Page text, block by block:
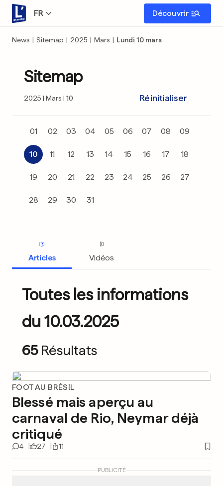
FR Découvrir
News | Sitemap | 2025 | Mars | Lundi 10 mars
Sitemap
2025 Mars 10 Réinitialiser
01 02 03 04 05 06 07 08 09
10 11 12 13 14 15 16 17 18
19 20 21 22 23 24 25 26 27
28 29 30 31
Articles Vidéos
Toutes les informations
du 10.03.2025
65 Résultats
FOOT AU BRÉSIL
Blessé mais aperçu au
carnaval de Rio, Neymar déjà
critiqué
4 27 11
PUBLICITÉ